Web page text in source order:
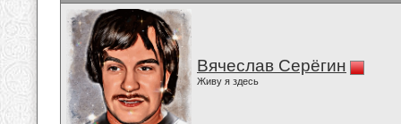
Вячеслав Серёгин
Живу я здесь